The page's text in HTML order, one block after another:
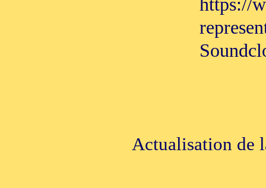
Actualisation de